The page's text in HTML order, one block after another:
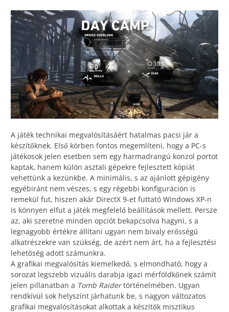
A játék technikai megvalósításáért hatalmas pacsi jár a
készítőknek. Első körben fontos megemlíteni, hogy a PC-s
játékosok jelen esetben sem egy harmadrangú konzol portot
kaptak, hanem külön asztali gépekre fejlesztett kópiát
vehettünk a kezünkbe. A minimális, s az ajánlott gépigény
egyébiránt nem vészes, s egy régebbi konfiguráción is
remekül fut, hiszen akár DirectX 9-et futtató Windows XP-n
is könnyen elfut a játék megfelelő beállítások mellett. Persze
az, aki szeretne minden opciót bekapcsolva hagyni, s a
legnagyobb értékre állítani ugyan nem bivaly erősségű
alkatrészekre van szükség, de azért nem árt, ha a fejlesztési
lehetőség adott számunkra.
A grafikai megvalósítás kiemelkedő, s elmondható, hogy a
sorozat legszebb vizuális darabja igazi mérföldkőnek számít
jelen pillanatban a Tomb Raidertörténelmében. Ugyan
rendkívül sok helyszínt járhatunk be, s nagyon változatos
grafikai megvalósításokat alkottak a készítők misztikus